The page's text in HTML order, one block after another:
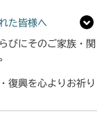
た皆様へ
びにそのご家族・関
復興を心よりお祈り